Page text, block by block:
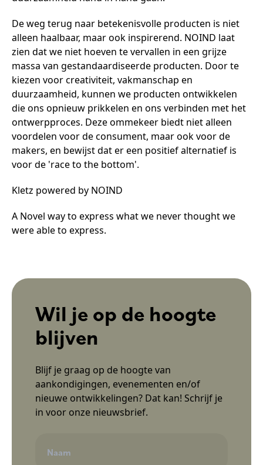
De weg terug naar betekenisvolle producten is niet
alleen haalbaar, maar ook inspirerend. NOIND laat
zien dat we niet hoeven te vervallen in een grijze
massa van gestandaardiseerde producten. Door te
kiezen voor creativiteit, vakmanschap en
duurzaamheid, kunnen we producten ontwikkelen
die ons opnieuw prikkelen en ons verbinden met het
ontwerpproces. Deze ommekeer biedt niet alleen
voordelen voor de consument, maar ook voor de
makers, en bewijst dat er een positief alternatief is
voor de 'race to the bottom'.
Kletz powered by NOIND
A Novel way to express what we never thought we
were able to express.
Wil je op de hoogte
blijven
Blijf je graag op de hoogte van
aankondigingen, evenementen en/of
nieuwe ontwikkelingen? Dat kan! Schrijf je
in voor onze nieuwsbrief.